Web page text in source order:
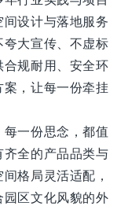
设计与落地服务
大宣传、不虚标
规耐用、安全环
，让每一份牵挂
一份思念，都值
全的产品品类与
格局灵活适配，
区文化风貌的外